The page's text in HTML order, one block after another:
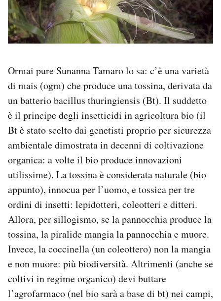
Ormai pure Sunanna Tamaro lo sa: c’è una varietà
di mais (ogm) che produce una tossina, derivata da
un batterio bacillus thuringiensis (Bt). Il suddetto
è il principe degli insetticidi in agricoltura bio (il
Bt è stato scelto dai genetisti proprio per sicurezza
ambientale dimostrata in decenni di coltivazione
organica: a volte il bio produce innovazioni
utilissime). La tossina è considerata naturale (bio
appunto), innocua per l’uomo, e tossica per tre
ordini di insetti: lepidotteri, coleotteri e ditteri.
Allora, per sillogismo, se la pannocchia produce la
tossina, la piralide mangia la pannocchia e muore.
Invece, la coccinella (un coleottero) non la mangia
e non muore: più biodiversità. Altrimenti (anche se
coltivi in regime organico) devi buttare
l’agrofarmaco (nel bio sarà a base di bt) nei campi,